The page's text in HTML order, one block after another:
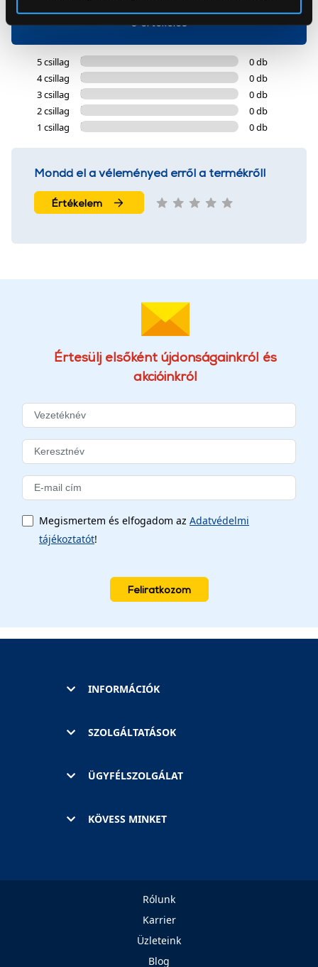
cookie-k személyazonosítására nem alkalmasak,
szolgáltatásaink biztosításához szükségesek. Az oldal
használatával Ön elfogadja a cookie-k használatát.
További információk:ÁSZFésAdatvédelem
0 értékelés
5 csillag
0 db
4 csillag
0 db
3 csillag
0 db
2 csillag
0 db
1 csillag
0 db
Mondd el a véleményed erről a termékről!
Értékelem
Értesülj elsőként újdonságainkról és
akcióinkról
Megismertem és elfogadom az Adatvédelmi
tájékoztatót!
Feliratkozom
INFORMÁCIÓK
SZOLGÁLTATÁSOK
ÜGYFÉLSZOLGÁLAT
KÖVESS MINKET
Rólunk
Karrier
Üzleteink
Blog